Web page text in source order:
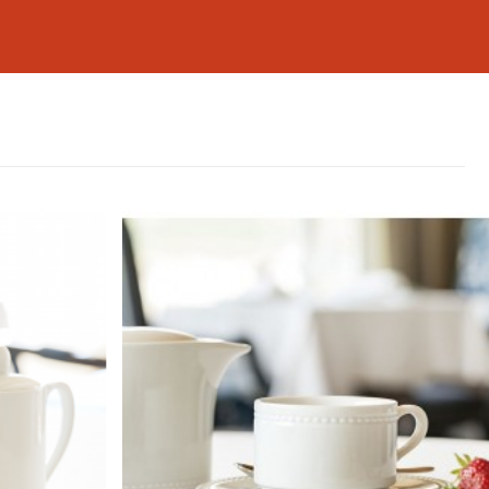
salir la table.